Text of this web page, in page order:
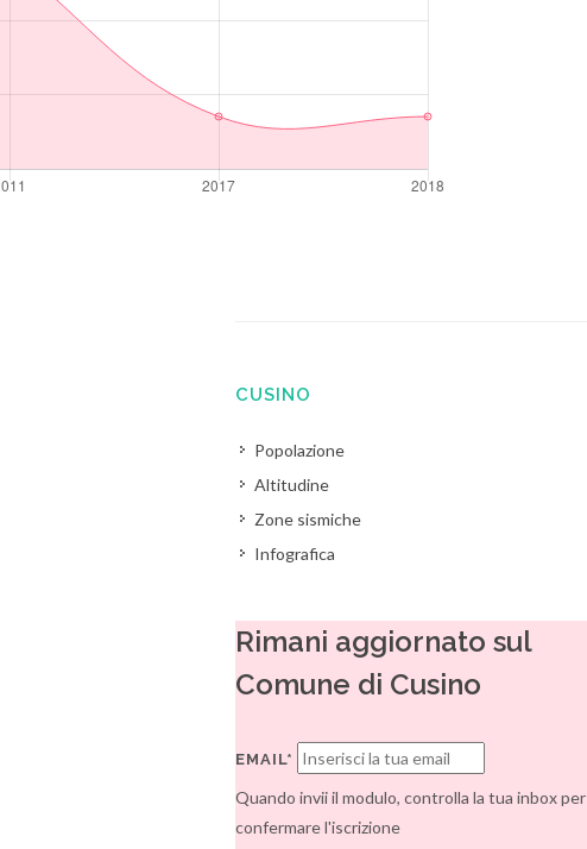
CUSINO
Popolazione
Altitudine
Zone sismiche
Infografica
Rimani aggiornato sul
Comune di Cusino
EMAIL*
Quando invii il modulo, controlla la tua inbox per
confermare l'iscrizione